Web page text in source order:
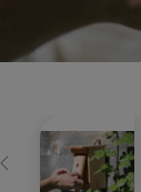
Zurück